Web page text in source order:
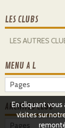
LES CLUBS
LES AUTRES
MENU A L
ARCHIVES CLUB
En cliquant
visites sur